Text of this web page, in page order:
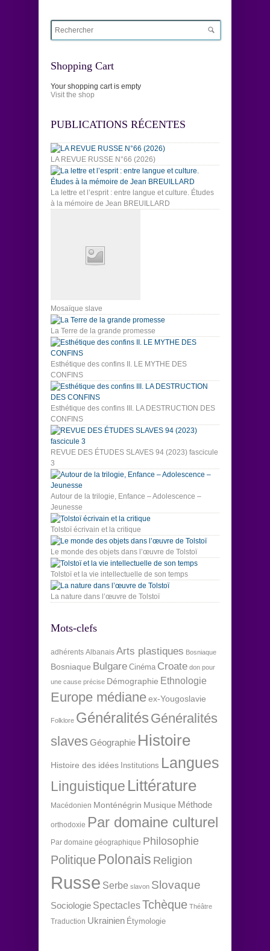
Shopping Cart
Your shopping cart is empty
Visit the shop
PUBLICATIONS RÉCENTES
LA REVUE RUSSE N°66 (2026)
La lettre et l’esprit : entre langue et culture. Études
à la mémoire de Jean BREUILLARD
Mosaïque slave
La Terre de la grande promesse
Esthétique des confins II. LE MYTHE DES
CONFINS
Esthétique des confins III. LA DESTRUCTION DES
CONFINS
REVUE DES ÉTUDES SLAVES 94 (2023) fascicule
3
Autour de la trilogie, Enfance – Adolescence –
Jeunesse
Tolstoï écrivain et la critique
Le monde des objets dans l’œuvre de Tolstoï
Tolstoï et la vie intellectuelle de son temps
La nature dans l’œuvre de Tolstoï
Mots-clefs
adhérents Albanais Arts plastiques Bosniaque
Bosniaque Bulgare Cinéma Croate don pour
une cause précise Démographie Ethnologie
Europe médianeex-Yougoslavie
Folklore Généralités Généralités
slaves Géographie Histoire
Histoire des idées Institutions Langues
Linguistique Littérature
Macédonien Monténégrin Musique Méthode
orthodoxie Par domaine culturel
Par domaine géographique Philosophie
Politique Polonais Religion
Russe Serbe slavon Slovaque
Sociologie SpectaclesTchèque Théâtre
Traduction Ukrainien Étymologie